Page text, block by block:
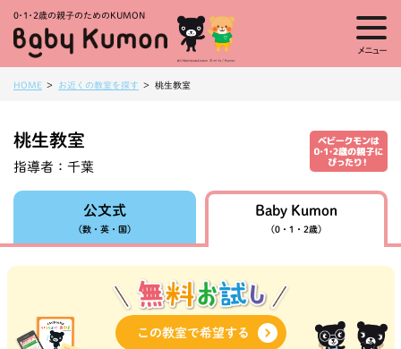
0・1・ 2歳の親子のためのKUMON
メニュー
HOME お近くの教室を探す 桃生教室
桃生教室
指導者：千葉
公文式
（数・英・国）
Baby Kumon
（0・1・2歳）
この教室で希望する